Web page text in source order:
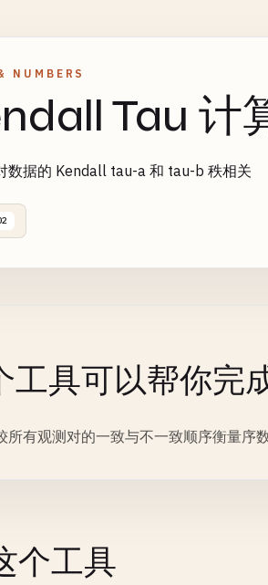
NUMBERS
Tau 计
数据的 Kendall tau-a 和 tau-b 秩相关
工具可以帮你完
所有观测对的一致与不一致顺序衡量序
个工具